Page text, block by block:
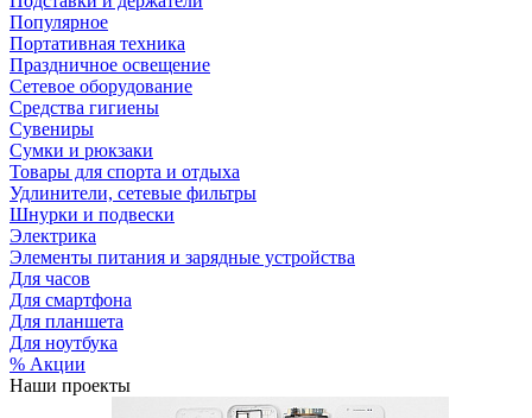
Популярное
Портативная техника
Праздничное освещение
Сетевое оборудование
Средства гигиены
Сувениры
Сумки и рюкзаки
Товары для спорта и отдыха
Удлинители, сетевые фильтры
Шнурки и подвески
Электрика
Элементы питания и зарядные устройства
Для часов
Для смартфона
Для планшета
Для ноутбука
% Акции
Наши проекты